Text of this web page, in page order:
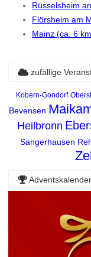
Rüsselsheim
Flörsheim am
Mainz (ca. 6
zufällige
Kobern-Gondorf
Bevensen
Heilbronn
Sangerhausen